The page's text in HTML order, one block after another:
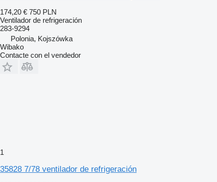
174,20 € 750 PLN
Ventilador de refrigeración
283-9294
Polonia, Kojszówka
Wibako
Contacte con el vendedor
1
35828 7/78 ventilador de refrigeración